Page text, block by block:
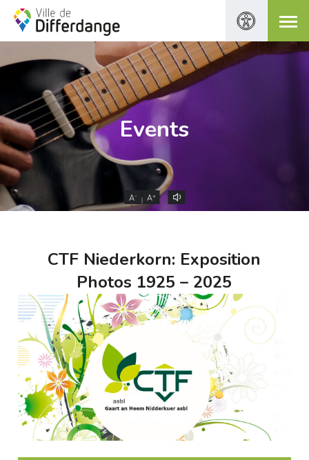
Events
A- A+
CTF Niederkorn: Exposition
Photos 1925 – 2025